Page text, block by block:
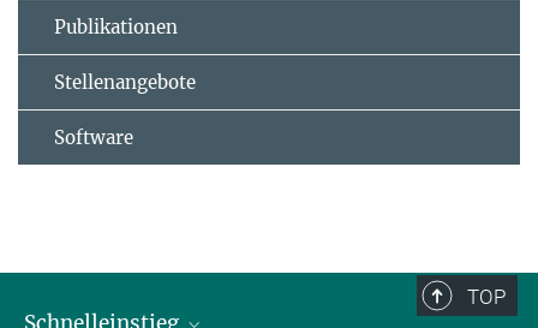
Publikationen
Stellenangebote
Software
TOP